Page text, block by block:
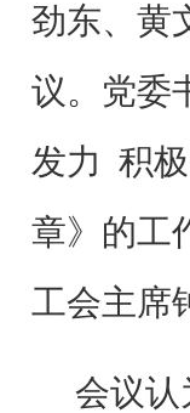
劲东、黄
议。党委
发力 积
章》的工
工会主席
会议认